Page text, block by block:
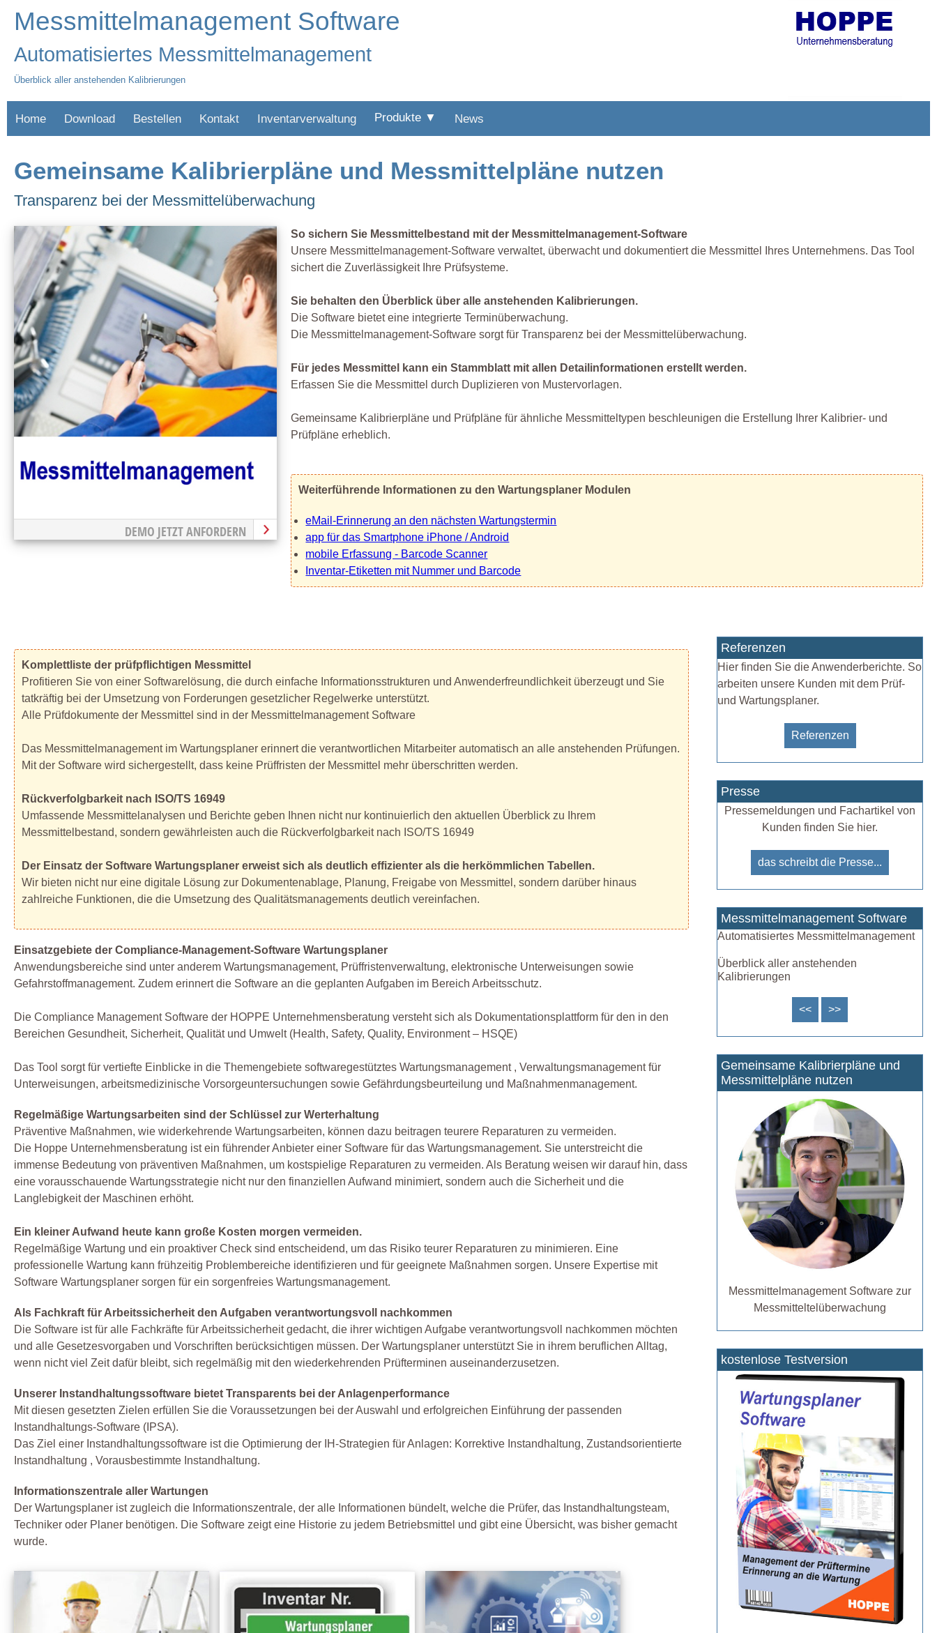
Messmittelmanagement Software
Automatisiertes Messmittelmanagement
Überblick aller anstehenden Kalibrierungen
Home Download Bestellen Kontakt Inventarverwaltung Produkte ▼ News
Gemeinsame Kalibrierpläne und Messmittelpläne nutzen
Transparenz bei der Messmittelüberwachung
DEMO JETZT ANFORDERN
So sichern Sie Messmittelbestand mit der Messmittelmanagement-Software
Unsere Messmittelmanagement-Software verwaltet, überwacht und dokumentiert die Messmittel Ihres Unternehmens. Das Tool
sichert die Zuverlässigkeit Ihre Prüfsysteme.
Sie behalten den Überblick über alle anstehenden Kalibrierungen.
Die Software bietet eine integrierte Terminüberwachung.
Die Messmittelmanagement-Software sorgt für Transparenz bei der Messmittelüberwachung.
Für jedes Messmittel kann ein Stammblatt mit allen Detailinformationen erstellt werden.
Erfassen Sie die Messmittel durch Duplizieren von Mustervorlagen.
Gemeinsame Kalibrierpläne und Prüfpläne für ähnliche Messmitteltypen beschleunigen die Erstellung Ihrer Kalibrier- und
Prüfpläne erheblich.
Weiterführende Informationen zu den Wartungsplaner Modulen
eMail-Erinnerung an den nächsten Wartungstermin
app für das Smartphone iPhone / Android
mobile Erfassung - Barcode Scanner
Inventar-Etiketten mit Nummer und Barcode
Komplettliste der prüfpflichtigen Messmittel
Profitieren Sie von einer Softwarelösung, die durch einfache Informationsstrukturen und Anwenderfreundlichkeit überzeugt und Sie
tatkräftig bei der Umsetzung von Forderungen gesetzlicher Regelwerke unterstützt.
Alle Prüfdokumente der Messmittel sind in der Messmittelmanagement Software
Das Messmittelmanagement im Wartungsplaner erinnert die verantwortlichen Mitarbeiter automatisch an alle anstehenden Prüfungen.
Mit der Software wird sichergestellt, dass keine Prüffristen der Messmittel mehr überschritten werden.
Rückverfolgbarkeit nach ISO/TS 16949
Umfassende Messmittelanalysen und Berichte geben Ihnen nicht nur kontinuierlich den aktuellen Überblick zu Ihrem
Messmittelbestand, sondern gewährleisten auch die Rückverfolgbarkeit nach ISO/TS 16949
Der Einsatz der Software Wartungsplaner erweist sich als deutlich effizienter als die herkömmlichen Tabellen.
Wir bieten nicht nur eine digitale Lösung zur Dokumentenablage, Planung, Freigabe von Messmittel, sondern darüber hinaus
zahlreiche Funktionen, die die Umsetzung des Qualitätsmanagements deutlich vereinfachen.
Einsatzgebiete der Compliance-Management-Software Wartungsplaner
Anwendungsbereiche sind unter anderem Wartungsmanagement, Prüffristenverwaltung, elektronische Unterweisungen sowie
Gefahrstoffmanagement. Zudem erinnert die Software an die geplanten Aufgaben im Bereich Arbeitsschutz.
Die Compliance Management Software der HOPPE Unternehmensberatung versteht sich als Dokumentationsplattform für den in den
Bereichen Gesundheit, Sicherheit, Qualität und Umwelt (Health, Safety, Quality, Environment – HSQE)
Das Tool sorgt für vertiefte Einblicke in die Themengebiete softwaregestütztes Wartungsmanagement , Verwaltungsmanagement für
Unterweisungen, arbeitsmedizinische Vorsorgeuntersuchungen sowie Gefährdungsbeurteilung und Maßnahmenmanagement.
Regelmäßige Wartungsarbeiten sind der Schlüssel zur Werterhaltung
Präventive Maßnahmen, wie widerkehrende Wartungsarbeiten, können dazu beitragen teurere Reparaturen zu vermeiden.
Die Hoppe Unternehmensberatung ist ein führender Anbieter einer Software für das Wartungsmanagement. Sie unterstreicht die
immense Bedeutung von präventiven Maßnahmen, um kostspielige Reparaturen zu vermeiden. Als Beratung weisen wir darauf hin, dass
eine vorausschauende Wartungsstrategie nicht nur den finanziellen Aufwand minimiert, sondern auch die Sicherheit und die
Langlebigkeit der Maschinen erhöht.
Ein kleiner Aufwand heute kann große Kosten morgen vermeiden.
Regelmäßige Wartung und ein proaktiver Check sind entscheidend, um das Risiko teurer Reparaturen zu minimieren. Eine
professionelle Wartung kann frühzeitig Problembereiche identifizieren und für geeignete Maßnahmen sorgen. Unsere Expertise mit
Software Wartungsplaner sorgen für ein sorgenfreies Wartungsmanagement.
Als Fachkraft für Arbeitssicherheit den Aufgaben verantwortungsvoll nachkommen
Die Software ist für alle Fachkräfte für Arbeitssicherheit gedacht, die ihrer wichtigen Aufgabe verantwortungsvoll nachkommen möchten
und alle Gesetzesvorgaben und Vorschriften berücksichtigen müssen. Der Wartungsplaner unterstützt Sie in ihrem beruflichen Alltag,
wenn nicht viel Zeit dafür bleibt, sich regelmäßig mit den wiederkehrenden Prüfterminen auseinanderzusetzen.
Unserer Instandhaltungssoftware bietet Transparents bei der Anlagenperformance
Mit diesen gesetzten Zielen erfüllen Sie die Voraussetzungen bei der Auswahl und erfolgreichen Einführung der passenden
Instandhaltungs-Software (IPSA).
Das Ziel einer Instandhaltungssoftware ist die Optimierung der IH-Strategien für Anlagen: Korrektive Instandhaltung, Zustandsorientierte
Instandhaltung , Vorausbestimmte Instandhaltung.
Informationszentrale aller Wartungen
Der Wartungsplaner ist zugleich die Informationszentrale, der alle Informationen bündelt, welche die Prüfer, das Instandhaltungsteam,
Techniker oder Planer benötigen. Die Software zeigt eine Historie zu jedem Betriebsmittel und gibt eine Übersicht, was bisher gemacht
wurde.
Referenzen
Hier finden Sie die Anwenderberichte. So
arbeiten unsere Kunden mit dem Prüf-
und Wartungsplaner.
Referenzen
Presse
Pressemeldungen und Fachartikel von
Kunden finden Sie hier.
das schreibt die Presse...
Messmittelmanagement Software
Automatisiertes Messmittelmanagement
Überblick aller anstehenden
Kalibrierungen
<< >>
Gemeinsame Kalibrierpläne und
Messmittelpläne nutzen
Messmittelmanagement Software zur
Messmitteltelüberwachung
kostenlose Testversion